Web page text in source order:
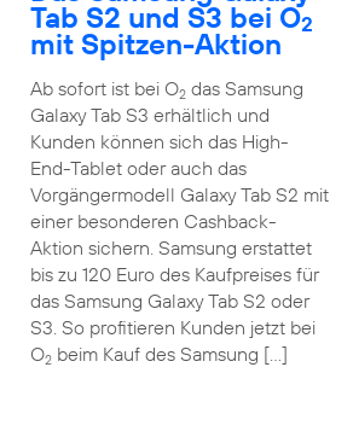
Tab S2 und S3 bei O2
mit Spitzen-Aktion
Ab sofort ist bei O2das Samsung
Galaxy Tab S3 erhältlich und
Kunden können sich das High-
End-Tablet oder auch das
Vorgängermodell Galaxy Tab S2 mit
einer besonderen Cashback-
Aktion sichern. Samsung erstattet
bis zu 120 Euro des Kaufpreises für
das Samsung Galaxy Tab S2 oder
S3. So profitieren Kunden jetzt bei
O2beim Kauf des Samsung […]